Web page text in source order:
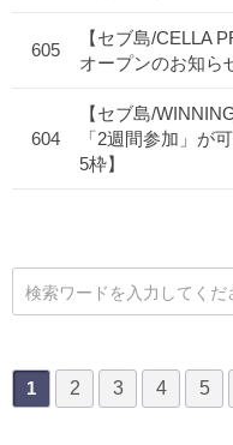
605
【セブ島/CELLA
オープンのお知ら
604
【セブ島/
「2週間参加」が
5枠】
1 2 3 4 5